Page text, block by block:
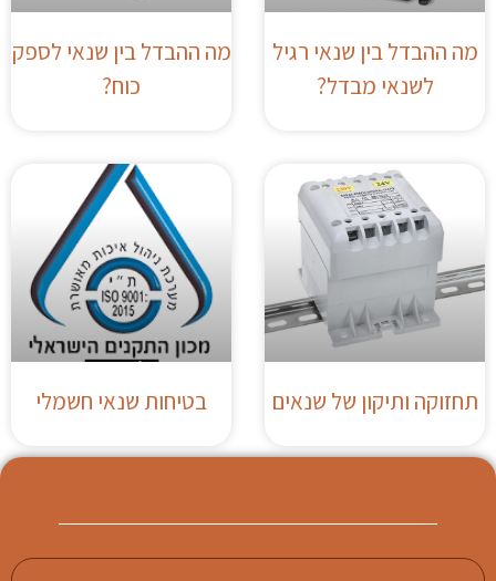
מה ההבדל בין שנאי רגיל
לשנאי מבדל?
מה ההבדל בין שנאי לספק
כוח?
תחזוקה ותיקון של שנאים בטיחות שנאי חשמלי